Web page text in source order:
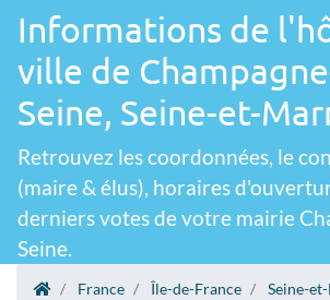
Informations de
ville de
Seine, Seine-et-
Retrouvez les coordonnées, le
(maire & élus), horaires
derniers votes de votre mairie
Seine.
France Île-de-France
Seine-